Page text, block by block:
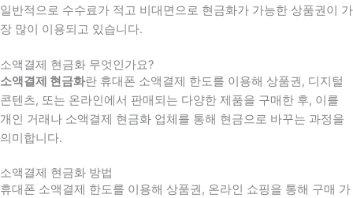
일반적으로 수수료가 적고 비대면으로 현금화가 가능한 상품권이 가
장 많이 이용되고 있습니다.
소액결제 현금화 무엇인가요?
소액결제 현금화란 휴대폰 소액결제 한도를 이용해 상품권, 디지털
콘텐츠, 또는 온라인에서 판매되는 다양한 제품을 구매한 후, 이를
개인 거래나 소액결제 현금화 업체를 통해 현금으로 바꾸는 과정을
의미합니다.
소액결제 현금화 방법
휴대폰 소액결제 한도를 이용해 상품권, 온라인 쇼핑을 통해 구매 가